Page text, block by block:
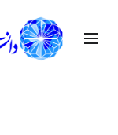
محتوامنوی اصلی